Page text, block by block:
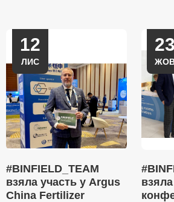
12
ЛИС
#BINFIELD_TEAM
взяла участь у Argus
China Fertilizer
23